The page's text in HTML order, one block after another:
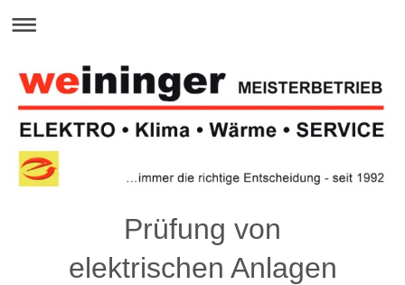
Prüfung von
elektrischen Anlagen